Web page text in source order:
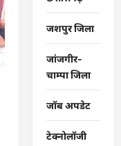
जशपुर जिला
जांजगीर-
चाम्पा जिला
जॉब अपडेट
टेक्नोलॉजी